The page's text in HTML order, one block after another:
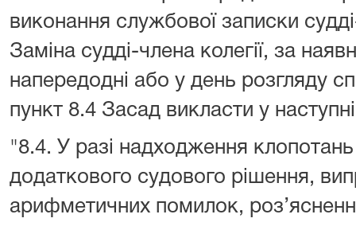
виконання службової записки
Заміна судді-члена колегії, за
напередодні або у день розгляду
пункт 8.4 Засад викласти у
"8.4. У разі надходження
додаткового судового рішення,
арифметичних помилок,